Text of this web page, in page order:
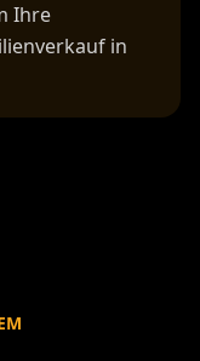
Ihre
in